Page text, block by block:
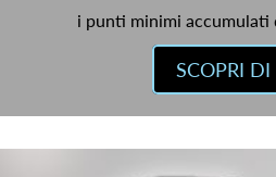
i punti minimi accumulati
SCOPRI DI